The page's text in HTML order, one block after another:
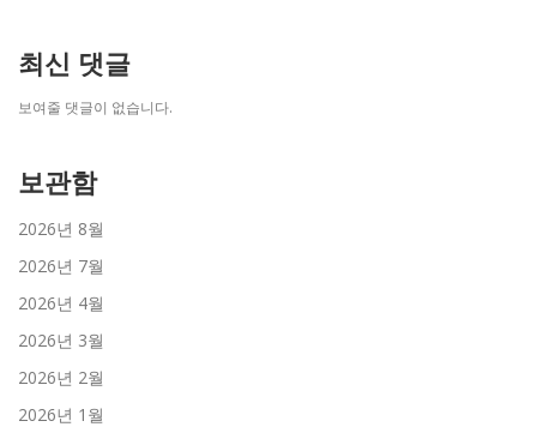
최신 댓글
보여줄 댓글이 없습니다.
보관함
2026년 8월
2026년 7월
2026년 4월
2026년 3월
2026년 2월
2026년 1월